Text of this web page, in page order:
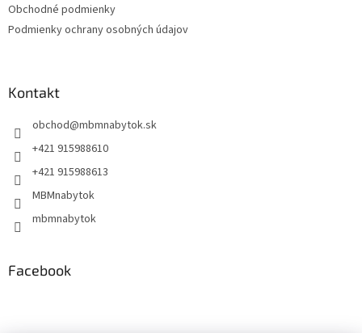
Obchodné podmienky
Podmienky ochrany osobných údajov
Kontakt
obchod@mbmnabytok.sk
+421 915988610
+421 915988613
MBMnabytok
mbmnabytok
Facebook